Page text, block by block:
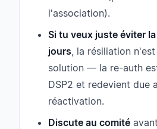
l'association).
Si tu veux juste éviter
jours, la résiliation
solution — la re-auth
DSP2 et redevient due
réactivation.
Discute au comité